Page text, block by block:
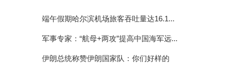
端午假期哈尔滨机场旅客吞吐量达16.1...
军事专家：“航母+两攻”提高中国海军远...
伊朗总统称赞伊朗国家队：你们好样的